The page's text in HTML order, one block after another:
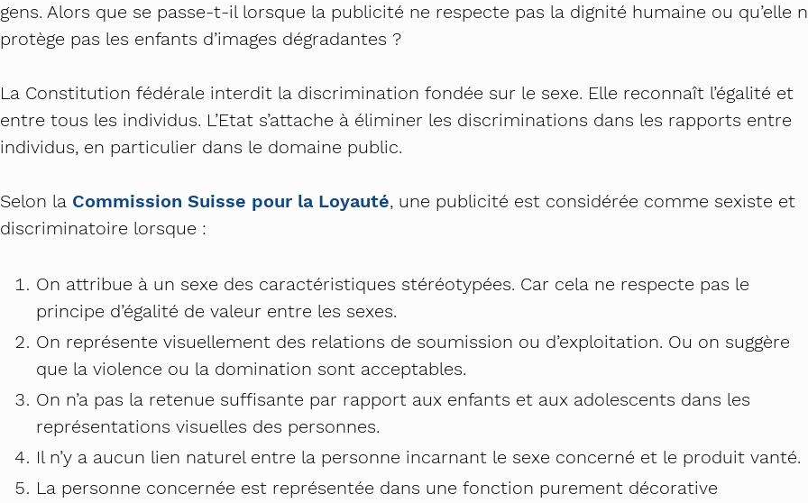
gens. Alors que se passe-t-il lorsque la publicité ne respecte pas la dignité humaine ou qu’elle
protège pas les enfants d’images dégradantes ?
La Constitution fédérale interdit la discrimination fondée sur le sexe. Elle reconnaît l’égalité et
entre tous les individus. L’Etat s’attache à éliminer les discriminations dans les rapports entre
individus, en particulier dans le domaine public.
Selon la Commission Suisse pour la Loyauté, une publicité est considérée comme sexiste et
discriminatoire lorsque :
On attribue à un sexe des caractéristiques stéréotypées. Car cela ne respecte pas le
principe d’égalité de valeur entre les sexes.
On représente visuellement des relations de soumission ou d’exploitation. Ou on suggère
que la violence ou la domination sont acceptables.
On n’a pas la retenue suffisante par rapport aux enfants et aux adolescents dans les
représentations visuelles des personnes.
Il n’y a aucun lien naturel entre la personne incarnant le sexe concerné et le produit vanté.
La personne concernée est représentée dans une fonction purement décorative